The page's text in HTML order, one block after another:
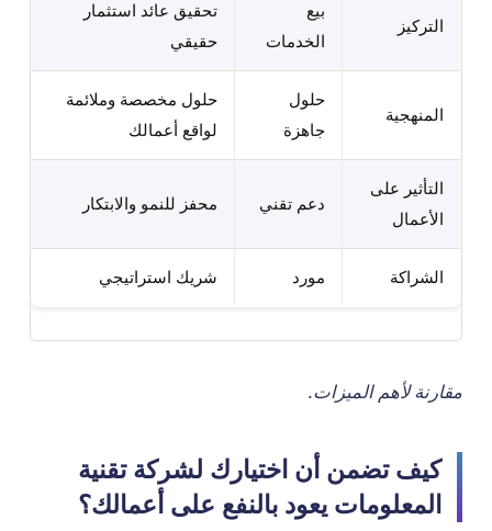
التركيز
بيع
الخدمات
تحقيق عائد استثمار
حقيقي
المنهجية
حلول
جاهزة
حلول مخصصة وملائمة
لواقع أعمالك
التأثير على
الأعمال
دعم تقني محفز للنمو والابتكار
الشراكة مورد شريك استراتيجي
مقارنة لأهم الميزات.
كيف تضمن أن اختيارك لشركة تقنية
المعلومات يعود بالنفع على أعمالك؟